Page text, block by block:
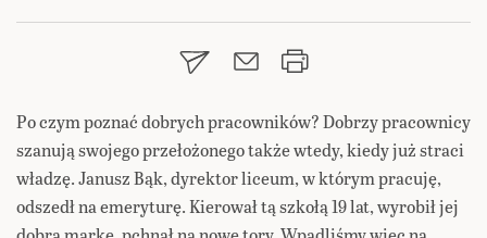
Po czym poznać dobrych pracowników? Dobrzy pracownicy
szanują swojego przełożonego także wtedy, kiedy już straci
władzę. Janusz Bąk, dyrektor liceum, w którym pracuję,
odszedł na emeryturę. Kierował tą szkołą 19 lat, wyrobił jej